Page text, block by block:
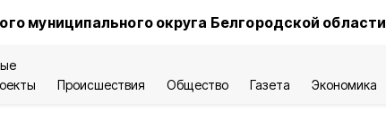
муниципального округа Белгородской области
Происшествия Общество Газета Экономика